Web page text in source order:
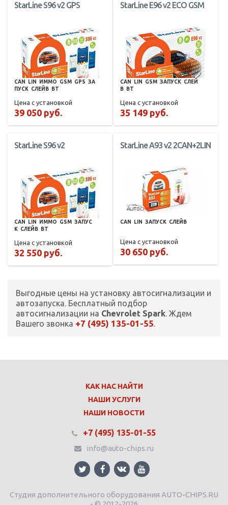
StarLine S96 v2 GPS
CAN LIN ИММО GSM GPS ЗА
ПУСК СЛЕЙВ BT
Цена с установкой
39 050 руб.
StarLine E96 v2 ECO GSM
CAN LIN GSM ЗАПУСК СЛЕЙ
В
BT
Цена с установкой
35 149 руб.
StarLine S96 v2
CAN LIN ИММО GSM ЗАПУС
К СЛЕЙВ BT
Цена с установкой
32 550 руб.
StarLine A93 v2 2CAN+2LIN
CAN LIN ЗАПУСК СЛЕЙВ
Цена с установкой
30 650 руб.
Выгодные цены на установку автосигнализации и
автозапуска. Бесплатный подбор
автосигнализации на Chevrolet Spark. Ждем
Вашего звонка +7 (495) 135-01-55.
КАК НАС НАЙТИ
НАШИ УСЛУГИ
НАШИ НОВОСТИ
+7 (495) 135-01-55
info@auto-chips.ru
Студия дополнительного оборудования AUTO-CHIPS.RU